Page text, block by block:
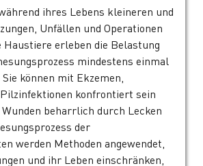
ihres Lebens kleineren und
Unfällen und Operationen
Haustiere erleben die Belastung
mindestens einmal
können mit Ekzemen,
konfrontiert sein
beharrlich durch Lecken
der
werden Methoden angewendet,
und ihr Leben einschränken,